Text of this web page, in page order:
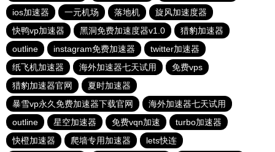
ios加速器
一元机场 落地机
旋风加速度器
快鸭vp加速器
黑洞免费加速度器v1.0
猎豹加速器
outline
instagram免费加速器
twitter加速器
纸飞机加速器
海外加速器七天试用
免费vps
猎豹加速器官网
夏时加速器
暴雪vp永久免费加速器下载官网
海外加速器七天试用
outline
星空加速器 免费vqn加速
turbo加速器
快橙加速器
爬墙专用加速器 lets快连